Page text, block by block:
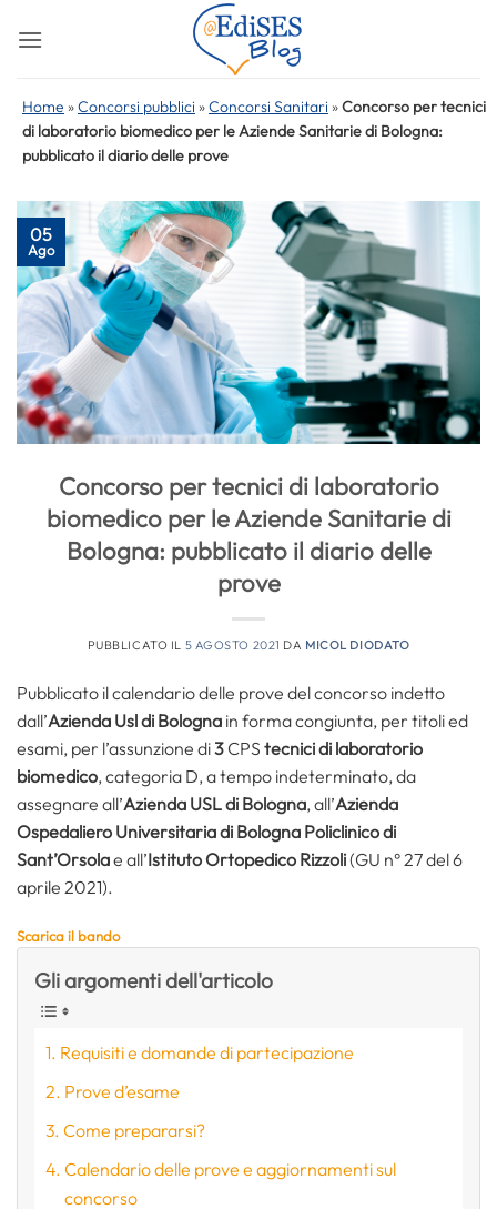
Home »Concorsi pubblici »Concorsi Sanitari »Concorso per tecnici
di laboratorio biomedico per le Aziende Sanitarie di Bologna:
pubblicato il diario delle prove
05
Ago
Concorso per tecnici di laboratorio
biomedico per le Aziende Sanitarie di
Bologna: pubblicato il diario delle
prove
PUBBLICATO IL 5 AGOSTO 2021 DA MICOL DIODATO
Pubblicato il calendario delle prove del concorso indetto
dall’Azienda Usl di Bologna in forma congiunta, per titoli ed
esami, per l’assunzione di3CPS tecnici di laboratorio
biomedico, categoria D, a tempo indeterminato, da
assegnare all’Azienda USL di Bologna, all’Azienda
Ospedaliero Universitaria di Bologna Policlinico di
Sant’Orsolae all’Istituto Ortopedico Rizzoli(GU n° 27 del 6
aprile 2021).
Scarica il bando
Gli argomenti dell'articolo
Requisiti e domande di partecipazione
Prove d’esame
Come prepararsi?
Calendario delle prove e aggiornamenti sul
concorso